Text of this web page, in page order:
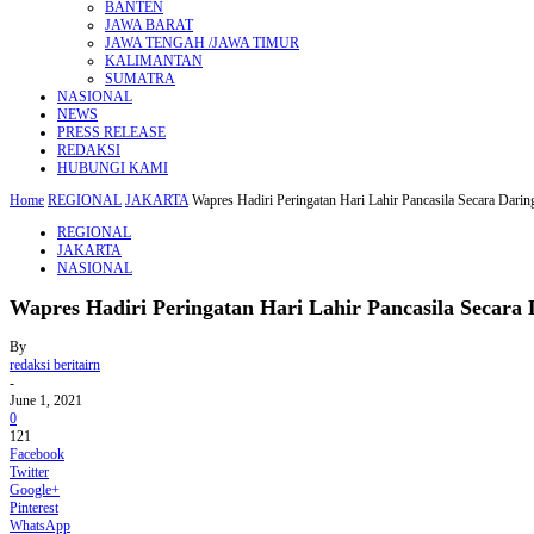
BANTEN
JAWA BARAT
JAWA TENGAH /JAWA TIMUR
KALIMANTAN
SUMATRA
NASIONAL
NEWS
PRESS RELEASE
REDAKSI
HUBUNGI KAMI
Home REGIONAL JAKARTA Wapres Hadiri Peringatan Hari Lahir Pancasila Secara
REGIONAL
JAKARTA
NASIONAL
Wapres Hadiri Peringatan Hari Lahir Pancasila Secara
By
redaksi beritairn
-
June 1, 2021
0
121
Facebook
Twitter
Google+
Pinterest
WhatsApp